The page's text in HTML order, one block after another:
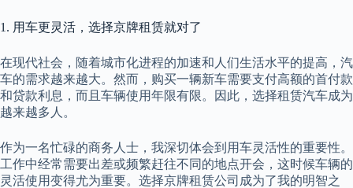
1. 用车更灵活，选择京牌租赁就对了
在现代社会，随着城市化进程的加速和人们生活水平的提高，汽
车的需求越来越大。然而，购买一辆新车需要支付高额的首付款
和贷款利息，而且车辆使用年限有限。因此，选择租赁汽车成为
越来越多人。
作为一名忙碌的商务人士，我深切体会到用车灵活性的重要性。
工作中经常需要出差或频繁赶往不同的地点开会，这时候车辆的
灵活使用变得尤为重要。选择京牌租赁公司成为了我的明智之